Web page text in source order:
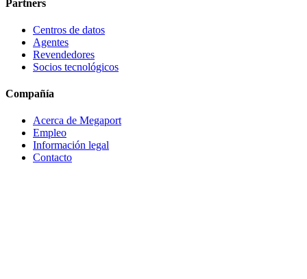
Partners
Centros de datos
Agentes
Revendedores
Socios tecnológicos
Compañía
Acerca de Megaport
Empleo
Información legal
Contacto